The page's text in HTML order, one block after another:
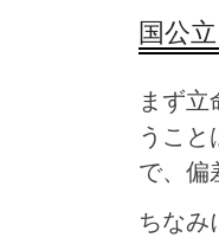
国公
まず
うこ
で、偏
ちなみ